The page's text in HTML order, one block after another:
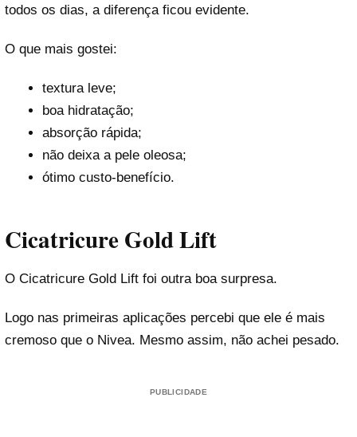
todos os dias, a diferença ficou evidente.
O que mais gostei:
textura leve;
boa hidratação;
absorção rápida;
não deixa a pele oleosa;
ótimo custo-benefício.
Cicatricure Gold Lift
O Cicatricure Gold Lift foi outra boa surpresa.
Logo nas primeiras aplicações percebi que ele é mais
cremoso que o Nivea. Mesmo assim, não achei pesado.
PUBLICIDADE